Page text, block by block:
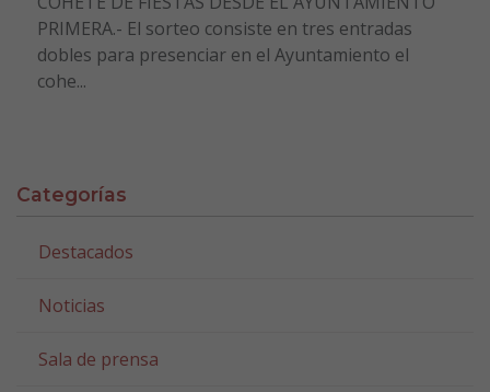
PRIMERA.- El sorteo consiste en tres entradas
dobles para presenciar en el Ayuntamiento el
cohe...
Categorías
Destacados
Noticias
Sala de prensa